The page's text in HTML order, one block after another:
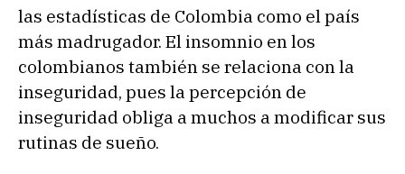
las estadísticas de Colombia como el país
más madrugador. El insomnio en los
colombianos también se relaciona con la
inseguridad, pues la percepción de
inseguridad obliga a muchos a modificar sus
rutinas de sueño.